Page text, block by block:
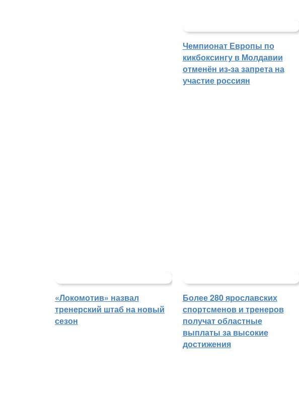
Чемпионат Европы по
кикбоксингу в Молдавии
отменён из-за запрета на
участие россиян
«Локомотив» назвал
тренерский штаб на новый
сезон
Более 280 ярославских
спортсменов и тренеров
получат областные
выплаты за высокие
достижения